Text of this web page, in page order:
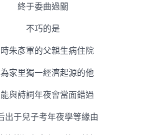
終于委曲過關
不巧的是
朱彥軍的父親生病住院
家里獨一經濟起源的他
與詩詞年夜會當面錯過
出于兒子考年夜學等緣由